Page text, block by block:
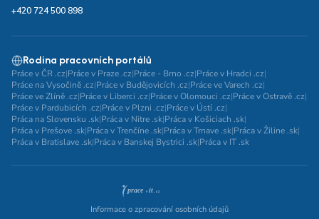
+420 724 500 898
Rodina pracovních portálů
Práce v ČR .cz|Práce v Praze .cz|Práce - Brno .cz|Práce v Hradci .cz|
Práce na Vysočině .cz|Práce v Budějovicích .cz|Práce ve Varech .cz|
Práce ve Zlíně .cz|Práce v Liberci .cz|Práce v Olomouci .cz|Práce v Ostravě .cz|
Práce v Pardubicích .cz|Práce v Plzni .cz|Práce v Ústí .cz|
Práca na Slovensku .sk|Práca v Nitre .sk|Práca v Košiciach .sk|
Práca v Prešove .sk|Práca v Trenčíne .sk|Práca v Trnave .sk|Práca v Žiline .sk|
Práca v Bratislave .sk|Práca v Banskej Bystrici .sk|Práca v IT .sk
Informace o zpracování osobních údajů